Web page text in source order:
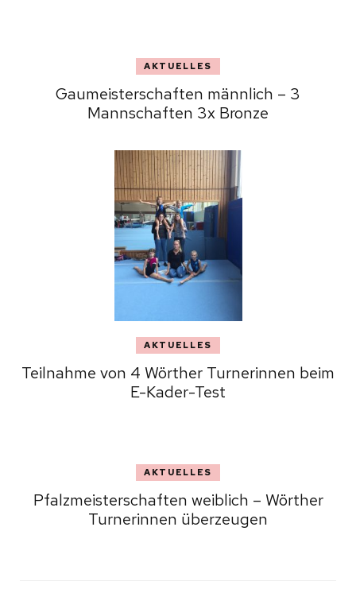
AKTUELLES
Gaumeisterschaften männlich – 3
Mannschaften 3x Bronze
AKTUELLES
Teilnahme von 4 Wörther Turnerinnen beim
E-Kader-Test
AKTUELLES
Pfalzmeisterschaften weiblich – Wörther
Turnerinnen überzeugen